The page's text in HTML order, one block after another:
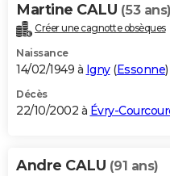
Martine CALU (53 ans)
Créer une cagnotte obsèques
Naissance
14/02/1949 à Igny(Essonne)
Décès
22/10/2002 à Évry-
Andre CALU (91 ans)